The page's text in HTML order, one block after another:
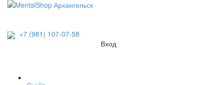
+7 (981) 107-07-58
Вход